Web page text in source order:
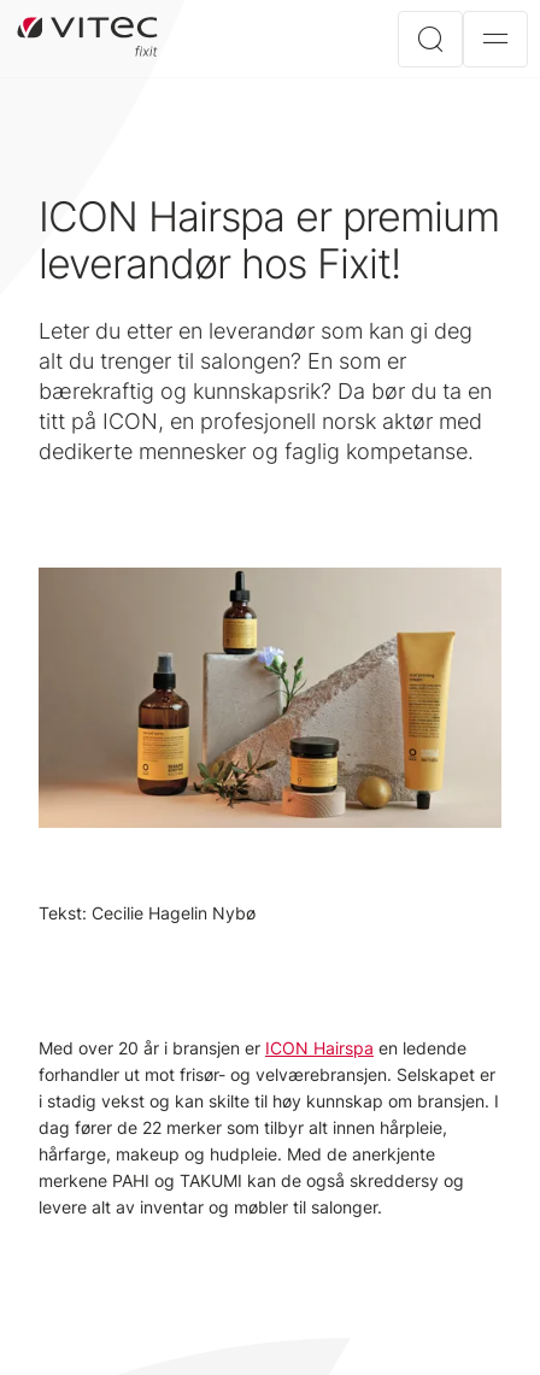
ICON Hairspa er premium
leverandør hos Fixit!
Leter du etter en leverandør som kan gi deg
alt du trenger til salongen? En som er
bærekraftig og kunnskapsrik? Da bør du ta en
titt på ICON, en profesjonell norsk aktør med
dedikerte mennesker og faglig kompetanse.
Tekst: Cecilie Hagelin Nybø
Med over 20 år i bransjen er ICON Hairspa en ledende
forhandler ut mot frisør- og velværebransjen. Selskapet er
i stadig vekst og kan skilte til høy kunnskap om bransjen. I
dag fører de 22 merker som tilbyr alt innen hårpleie,
hårfarge, makeup og hudpleie. Med de anerkjente
merkene PAHI og TAKUMI kan de også skreddersy og
levere alt av inventar og møbler til salonger.